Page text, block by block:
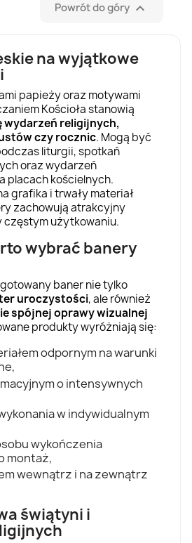
Powrót do góry 
na wyjątkowe
papieży oraz motywami
Kościoła stanowią
wydarzeń religijnych,
czy rocznic. Mogą być
liturgii, spotkań
oraz wydarzeń
placach kościelnych.
grafika i trwały materiał
zachowują atrakcyjny
częstym użytkowaniu.
wybrać banery
baner nie tylko
uroczystości, ale również
spójnej oprawy wizualnej
produkty wyróżniają się:
odpornym na warunki
o intensywnych
w indywidualnym
wykończenia
montaż,
wewnątrz i na zewnątrz
świątyni i